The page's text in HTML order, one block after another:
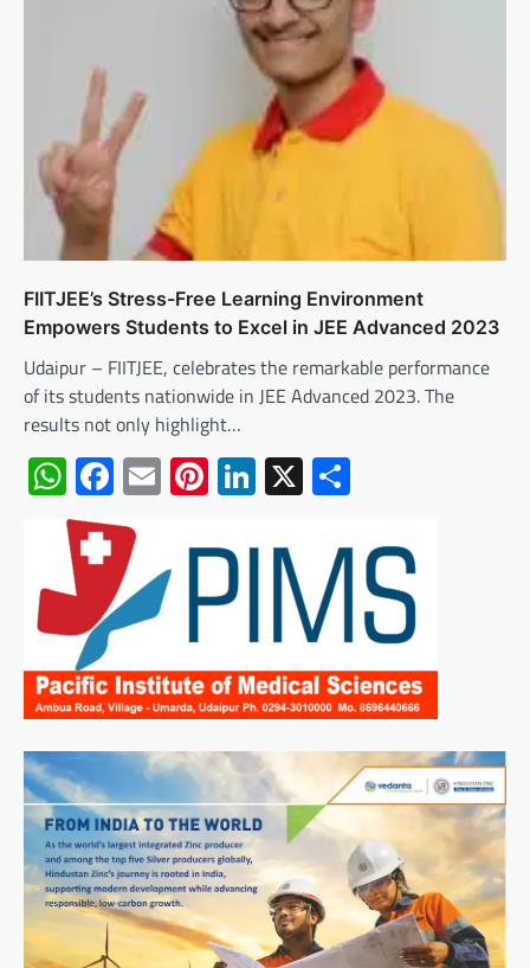
FIITJEE’s Stress-Free Learning Environment
Empowers Students to Excel in JEE Advanced 2023
Udaipur – FIITJEE, celebrates the remarkable performance
of its students nationwide in JEE Advanced 2023. The
results not only highlight…
WhatsApp
Facebook
EmailPinterest
LinkedIn
X